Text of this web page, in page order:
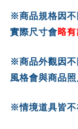
※商品規格因不
實際尺寸會略
※商品外觀因不
風格會與商品照
※情境道具皆不